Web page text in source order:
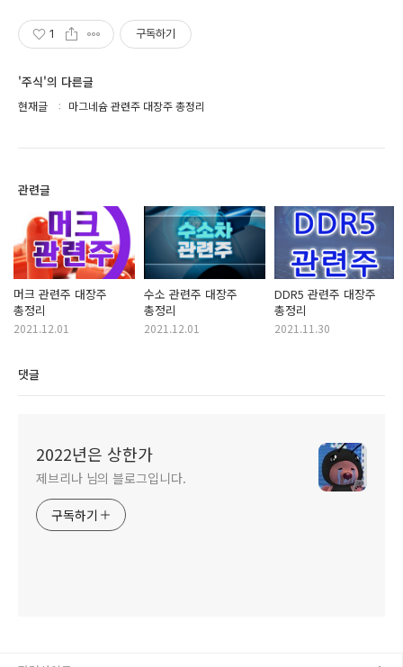
1 구독하기
'주식'의 다른글
현재글 마그네슘 관련주 대장주 총정리
관련글
머크 관련주 대장주
총정리
2021.12.01
수소 관련주 대장주
총정리
2021.12.01
DDR5 관련주 대장주
총정리
2021.11.30
댓글
2022년은 상한가
제브리나 님의 블로그입니다.
구독하기